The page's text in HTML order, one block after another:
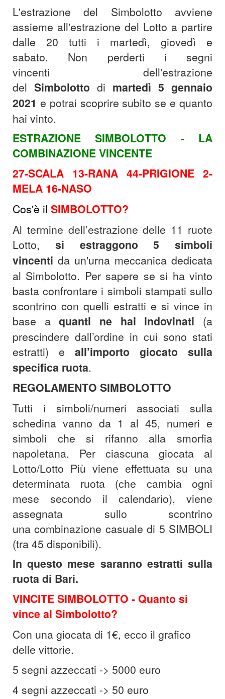
L'estrazione del Simbolotto avviene
assieme all'estrazione del Lotto a partire
dalle 20 tutti i martedì, giovedì e
sabato. Non perderti i segni
vincenti dell'estrazione
del Simbolotto di martedì 5 gennaio
2021 e potrai scoprire subito se e quanto
hai vinto.
ESTRAZIONE SIMBOLOTTO - LA
COMBINAZIONE VINCENTE
27-SCALA 13-RANA 44-PRIGIONE 2-
MELA 16-NASO
Cos'è il SIMBOLOTTO?
Al termine dell’estrazione delle 11 ruote
Lotto, si estraggono 5 simboli
vincenti da un'urna meccanica dedicata
al Simbolotto. Per sapere se si ha vinto
basta confrontare i simboli stampati sullo
scontrino con quelli estratti e si vince in
base aquanti ne hai indovinati (a
prescindere dall’ordine in cui sono stati
estratti) e all’importo giocato sulla
specifica ruota.
REGOLAMENTO SIMBOLOTTO
Tutti i simboli/numeri associati sulla
schedina vanno da 1 al 45, numeri e
simboli che si rifanno alla smorfia
napoletana. Per ciascuna giocata al
Lotto/Lotto Più viene effettuata su una
determinata ruota (che cambia ogni
mese secondo il calendario), viene
assegnata sullo scontrino
una combinazione casuale di 5 SIMBOLI
(tra 45 disponibili).
In questo mese saranno estratti sulla
ruota di Bari.
VINCITE SIMBOLOTTO - Quanto si
vince al Simbolotto?
Con una giocata di 1€, ecco il grafico
delle vittorie.
5 segni azzeccati -> 5000 euro
4 segni azzeccati -> 50 euro